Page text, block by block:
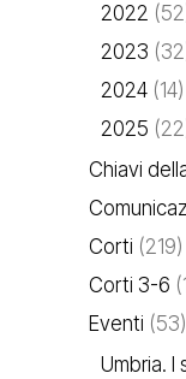
2022
2023
2024 (14)
2025
Chiavi
Corti (219)
Corti 3-6
Eventi (53)
Umbria. I